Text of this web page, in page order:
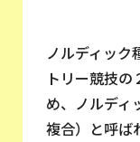
ノルディック
トリー競技
め、ノルディ
複合）と呼ば